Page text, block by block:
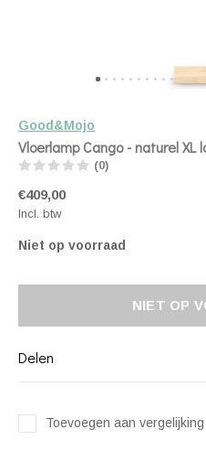
Good&Mojo
Vloerlamp Cango - naturel
(0)
€409,00
Incl. btw
Niet op voorraad
NIET OP
Delen
Toevoegen aan vergelijking